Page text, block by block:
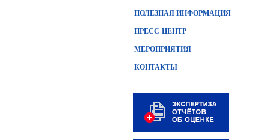
ПОЛЕЗНАЯ ИНФОРМАЦИЯ
ПРЕСС-ЦЕНТР
МЕРОПРИЯТИЯ
КОНТАКТЫ